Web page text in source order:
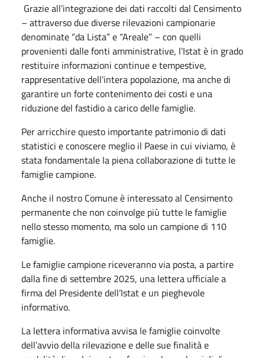
Grazie all’integrazione dei dati raccolti dal Censimento
– attraverso due diverse rilevazioni campionarie
denominate “da Lista” e “Areale” – con quelli
provenienti dalle fonti amministrative, l’Istat è in grado
restituire informazioni continue e tempestive,
rappresentative dell’intera popolazione, ma anche di
garantire un forte contenimento dei costi e una
riduzione del fastidio a carico delle famiglie.
Per arricchire questo importante patrimonio di dati
statistici e conoscere meglio il Paese in cui viviamo, è
stata fondamentale la piena collaborazione di tutte le
famiglie campione.
Anche il nostro Comune è interessato al Censimento
permanente che non coinvolge più tutte le famiglie
nello stesso momento, ma solo un campione di 110
famiglie.
Le famiglie campione riceveranno via posta, a partire
dalla fine di settembre 2025, una lettera ufficiale a
firma del Presidente dell’Istat e un pieghevole
informativo.
La lettera informativa avvisa le famiglie coinvolte
dell’avvio della rilevazione e delle sue finalità e